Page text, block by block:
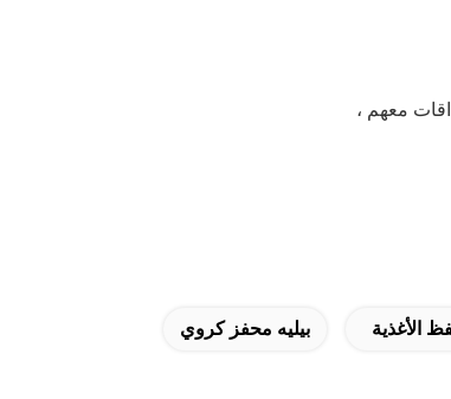
الأغذية بيليه محفز كروي